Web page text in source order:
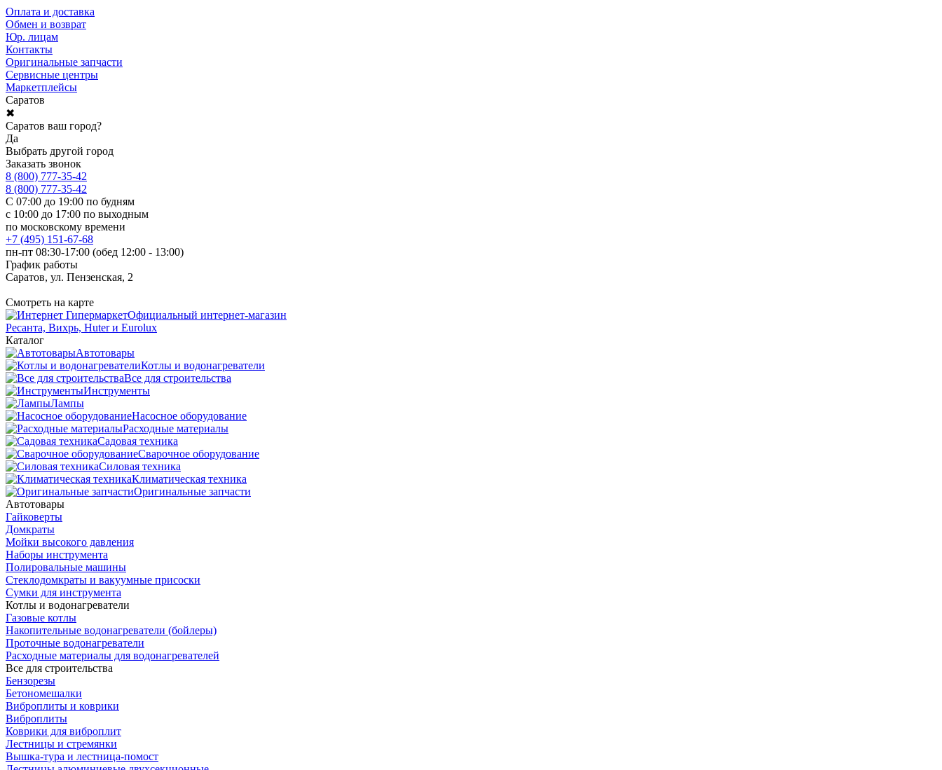
Оплата и доставка
Обмен и возврат
Юр. лицам
Контакты
Оригинальные запчасти
Сервисные центры
Маркетплейсы
Саратов
✖
Саратов ваш город?
Да
Выбрать другой город
Заказать звонок
8 (800) 777-35-42
8 (800) 777-35-42
С 07:00 до 19:00 по будням
с 10:00 до 17:00 по выходным
по московскому времени
+7 (495) 151-67-68
пн-пт 08:30-17:00 (обед 12:00 - 13:00)
График работы
Саратов, ул. Пензенская, 2
Смотреть на карте
Официальный интернет-магазин
Ресанта, Вихрь, Huter и Eurolux
Каталог
Автотовары
Котлы и водонагреватели
Все для строительства
Инструменты
Лампы
Насосное оборудование
Расходные материалы
Садовая техника
Сварочное оборудование
Силовая техника
Климатическая техника
Оригинальные запчасти
Автотовары
Гайковерты
Домкраты
Мойки высокого давления
Наборы инструмента
Полировальные машины
Стеклодомкраты и вакуумные присоски
Сумки для инструмента
Котлы и водонагреватели
Газовые котлы
Накопительные водонагреватели (бойлеры)
Проточные водонагреватели
Расходные материалы для водонагревателей
Все для строительства
Бензорезы
Бетономешалки
Виброплиты и коврики
Виброплиты
Коврики для виброплит
Лестницы и стремянки
Вышка-тура и лестница-помост